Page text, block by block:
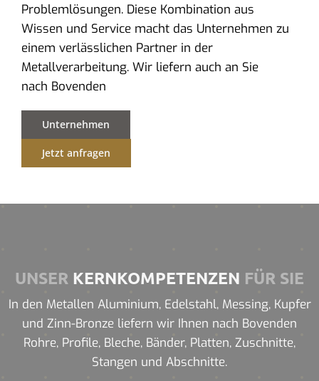
Problemlösungen. Diese Kombination aus
Wissen und Service macht das Unternehmen zu
einem verlässlichen Partner in der
Metallverarbeitung. Wir liefern auch an Sie
nach Bovenden
Unternehmen
Jetzt anfragen
UNSER KERNKOMPETENZEN FÜR SIE
In den Metallen Aluminium, Edelstahl, Messing, Kupfer
und Zinn-Bronze liefern wir Ihnen nach Bovenden
Rohre, Profile, Bleche, Bänder, Platten, Zuschnitte,
Stangen und Abschnitte.